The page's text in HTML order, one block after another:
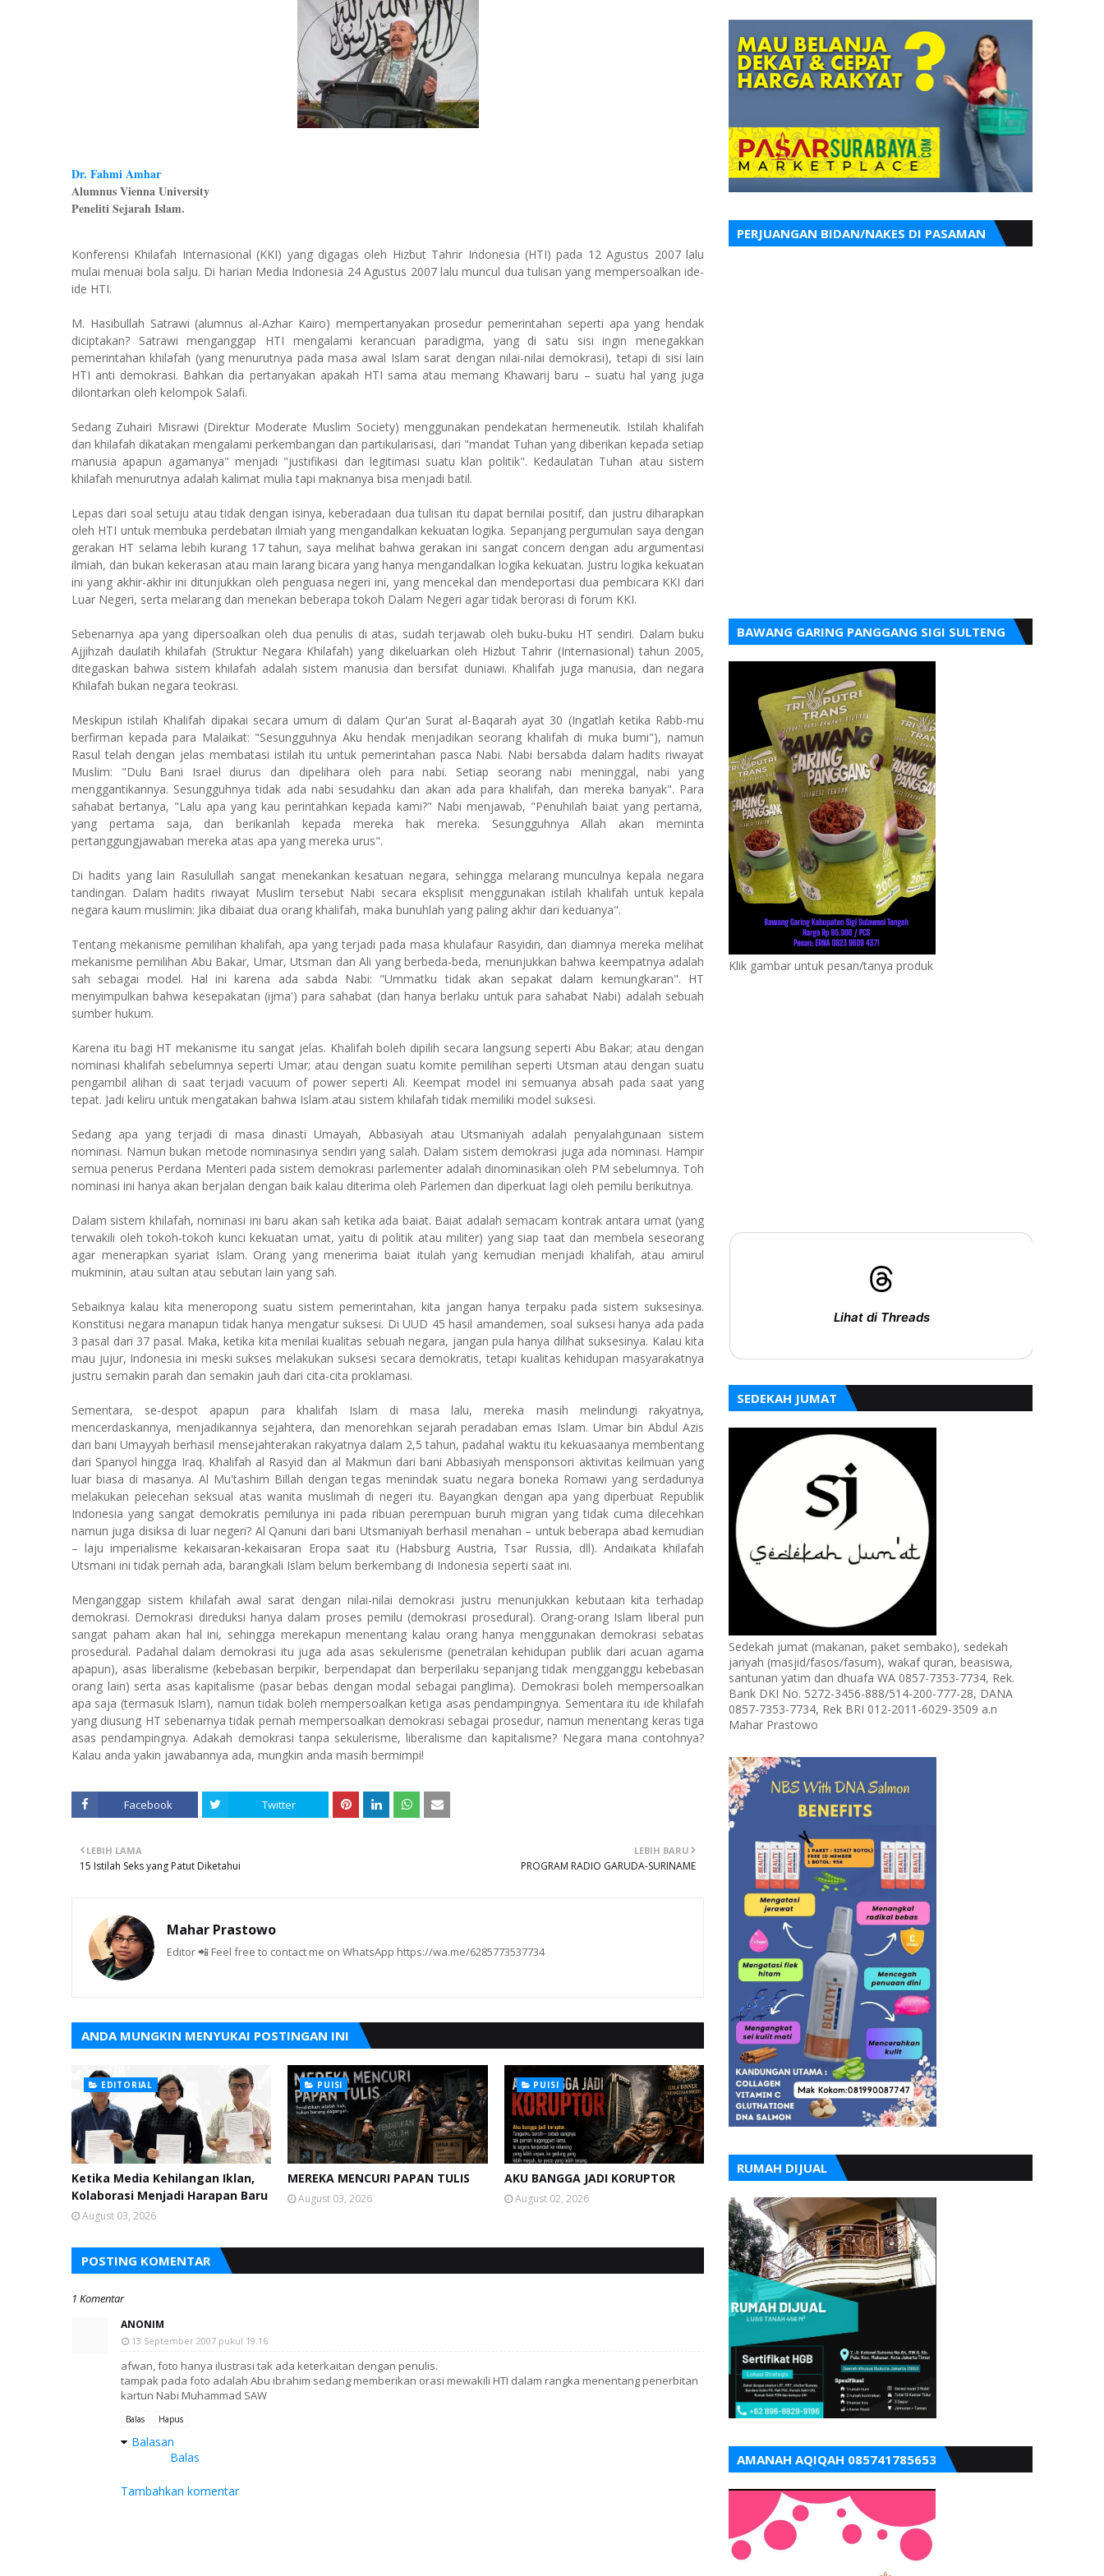
Dr. Fahmi Amhar
Alumnus Vienna University
Peneliti Sejarah Islam.
Konferensi Khilafah Internasional (KKI) yang digagas oleh Hizbut Tahrir Indonesia (HTI) pada 12 Agustus 2007 lalu
mulai menuai bola salju. Di harian Media Indonesia 24 Agustus 2007 lalu muncul dua tulisan yang mempersoalkan ide-
ide HTI.
M. Hasibullah Satrawi (alumnus al-Azhar Kairo) mempertanyakan prosedur pemerintahan seperti apa yang hendak
diciptakan? Satrawi menganggap HTI mengalami kerancuan paradigma, yang di satu sisi ingin menegakkan
pemerintahan khilafah (yang menurutnya pada masa awal Islam sarat dengan nilai-nilai demokrasi), tetapi di sisi lain
HTI anti demokrasi. Bahkan dia pertanyakan apakah HTI sama atau memang Khawarij baru – suatu hal yang juga
dilontarkan oleh kelompok Salafi.
Sedang Zuhairi Misrawi (Direktur Moderate Muslim Society) menggunakan pendekatan hermeneutik. Istilah khalifah
dan khilafah dikatakan mengalami perkembangan dan partikularisasi, dari "mandat Tuhan yang diberikan kepada setiap
manusia apapun agamanya" menjadi "justifikasi dan legitimasi suatu klan politik". Kedaulatan Tuhan atau sistem
khilafah menurutnya adalah kalimat mulia tapi maknanya bisa menjadi batil.
Lepas dari soal setuju atau tidak dengan isinya, keberadaan dua tulisan itu dapat bernilai positif, dan justru diharapkan
oleh HTI untuk membuka perdebatan ilmiah yang mengandalkan kekuatan logika. Sepanjang pergumulan saya dengan
gerakan HT selama lebih kurang 17 tahun, saya melihat bahwa gerakan ini sangat concern dengan adu argumentasi
ilmiah, dan bukan kekerasan atau main larang bicara yang hanya mengandalkan logika kekuatan. Justru logika kekuatan
ini yang akhir-akhir ini ditunjukkan oleh penguasa negeri ini, yang mencekal dan mendeportasi dua pembicara KKI dari
Luar Negeri, serta melarang dan menekan beberapa tokoh Dalam Negeri agar tidak berorasi di forum KKI.
Sebenarnya apa yang dipersoalkan oleh dua penulis di atas, sudah terjawab oleh buku-buku HT sendiri. Dalam buku
Ajjihzah daulatih khilafah (Struktur Negara Khilafah) yang dikeluarkan oleh Hizbut Tahrir (Internasional) tahun 2005,
ditegaskan bahwa sistem khilafah adalah sistem manusia dan bersifat duniawi. Khalifah juga manusia, dan negara
Khilafah bukan negara teokrasi.
Meskipun istilah Khalifah dipakai secara umum di dalam Qur'an Surat al-Baqarah ayat 30 (Ingatlah ketika Rabb-mu
berfirman kepada para Malaikat: "Sesungguhnya Aku hendak menjadikan seorang khalifah di muka bumi"), namun
Rasul telah dengan jelas membatasi istilah itu untuk pemerintahan pasca Nabi. Nabi bersabda dalam hadits riwayat
Muslim: "Dulu Bani Israel diurus dan dipelihara oleh para nabi. Setiap seorang nabi meninggal, nabi yang
menggantikannya. Sesungguhnya tidak ada nabi sesudahku dan akan ada para khalifah, dan mereka banyak". Para
sahabat bertanya, "Lalu apa yang kau perintahkan kepada kami?" Nabi menjawab, "Penuhilah baiat yang pertama,
yang pertama saja, dan berikanlah kepada mereka hak mereka. Sesungguhnya Allah akan meminta
pertanggungjawaban mereka atas apa yang mereka urus".
Di hadits yang lain Rasulullah sangat menekankan kesatuan negara, sehingga melarang munculnya kepala negara
tandingan. Dalam hadits riwayat Muslim tersebut Nabi secara eksplisit menggunakan istilah khalifah untuk kepala
negara kaum muslimin: Jika dibaiat dua orang khalifah, maka bunuhlah yang paling akhir dari keduanya".
Tentang mekanisme pemilihan khalifah, apa yang terjadi pada masa khulafaur Rasyidin, dan diamnya mereka melihat
mekanisme pemilihan Abu Bakar, Umar, Utsman dan Ali yang berbeda-beda, menunjukkan bahwa keempatnya adalah
sah sebagai model. Hal ini karena ada sabda Nabi: "Ummatku tidak akan sepakat dalam kemungkaran". HT
menyimpulkan bahwa kesepakatan (ijma') para sahabat (dan hanya berlaku untuk para sahabat Nabi) adalah sebuah
sumber hukum.
Karena itu bagi HT mekanisme itu sangat jelas. Khalifah boleh dipilih secara langsung seperti Abu Bakar; atau dengan
nominasi khalifah sebelumnya seperti Umar; atau dengan suatu komite pemilihan seperti Utsman atau dengan suatu
pengambil alihan di saat terjadi vacuum of power seperti Ali. Keempat model ini semuanya absah pada saat yang
tepat. Jadi keliru untuk mengatakan bahwa Islam atau sistem khilafah tidak memiliki model suksesi.
Sedang apa yang terjadi di masa dinasti Umayah, Abbasiyah atau Utsmaniyah adalah penyalahgunaan sistem
nominasi. Namun bukan metode nominasinya sendiri yang salah. Dalam sistem demokrasi juga ada nominasi. Hampir
semua penerus Perdana Menteri pada sistem demokrasi parlementer adalah dinominasikan oleh PM sebelumnya. Toh
nominasi ini hanya akan berjalan dengan baik kalau diterima oleh Parlemen dan diperkuat lagi oleh pemilu berikutnya.
Dalam sistem khilafah, nominasi ini baru akan sah ketika ada baiat. Baiat adalah semacam kontrak antara umat (yang
terwakili oleh tokoh-tokoh kunci kekuatan umat, yaitu di politik atau militer) yang siap taat dan membela seseorang
agar menerapkan syariat Islam. Orang yang menerima baiat itulah yang kemudian menjadi khalifah, atau amirul
mukminin, atau sultan atau sebutan lain yang sah.
Sebaiknya kalau kita meneropong suatu sistem pemerintahan, kita jangan hanya terpaku pada sistem suksesinya.
Konstitusi negara manapun tidak hanya mengatur suksesi. Di UUD 45 hasil amandemen, soal suksesi hanya ada pada
3 pasal dari 37 pasal. Maka, ketika kita menilai kualitas sebuah negara, jangan pula hanya dilihat suksesinya. Kalau kita
mau jujur, Indonesia ini meski sukses melakukan suksesi secara demokratis, tetapi kualitas kehidupan masyarakatnya
justru semakin parah dan semakin jauh dari cita-cita proklamasi.
Sementara, se-despot apapun para khalifah Islam di masa lalu, mereka masih melindungi rakyatnya,
mencerdaskannya, menjadikannya sejahtera, dan menorehkan sejarah peradaban emas Islam. Umar bin Abdul Azis
dari bani Umayyah berhasil mensejahterakan rakyatnya dalam 2,5 tahun, padahal waktu itu kekuasaanya membentang
dari Spanyol hingga Iraq. Khalifah al Rasyid dan al Makmun dari bani Abbasiyah mensponsori aktivitas keilmuan yang
luar biasa di masanya. Al Mu'tashim Billah dengan tegas menindak suatu negara boneka Romawi yang serdadunya
melakukan pelecehan seksual atas wanita muslimah di negeri itu. Bayangkan dengan apa yang diperbuat Republik
Indonesia yang sangat demokratis pemilunya ini pada ribuan perempuan buruh migran yang tidak cuma dilecehkan
namun juga disiksa di luar negeri? Al Qanuni dari bani Utsmaniyah berhasil menahan – untuk beberapa abad kemudian
– laju imperialisme kekaisaran-kekaisaran Eropa saat itu (HabsburgAustria, Tsar Russia, dll). Andaikata khilafah
Utsmani ini tidak pernah ada, barangkali Islam belum berkembang di Indonesia seperti saat ini.
Menganggap sistem khilafah awal sarat dengan nilai-nilai demokrasi justru menunjukkan kebutaan kita terhadap
demokrasi. Demokrasi direduksi hanya dalam proses pemilu (demokrasi prosedural). Orang-orang Islam liberal pun
sangat paham akan hal ini, sehingga merekapun menentang kalau orang hanya menggunakan demokrasi sebatas
prosedural. Padahal dalam demokrasi itu juga ada asas sekulerisme (penetralan kehidupan publik dari acuan agama
apapun), asas liberalisme (kebebasan berpikir, berpendapat dan berperilaku sepanjang tidak mengganggu kebebasan
orang lain) serta asas kapitalisme (pasar bebas dengan modal sebagai panglima). Demokrasi boleh mempersoalkan
apa saja (termasuk Islam), namun tidak boleh mempersoalkan ketiga asas pendampingnya. Sementara itu ide khilafah
yang diusung HT sebenarnya tidak pernah mempersoalkan demokrasi sebagai prosedur, namun menentang keras tiga
asas pendampingnya. Adakah demokrasi tanpa sekulerisme, liberalisme dan kapitalisme? Negara mana contohnya?
Kalau anda yakin jawabannya ada, mungkin anda masih bermimpi!
Facebook Twitter
LEBIH BARU
PROGRAM RADIO GARUDA-SURINAME
LEBIH LAMA
15 Istilah Seks yang Patut Diketahui
Mahar Prastowo
Editor 📲 Feel free to contact me on WhatsApp https://wa.me/6285773537734
ANDA MUNGKIN MENYUKAI POSTINGAN INI
EDITORIAL
Ketika Media Kehilangan Iklan,
Kolaborasi Menjadi Harapan Baru
August 03, 2026
PUISI
MEREKA MENCURI PAPAN TULIS
August 03, 2026
PUISI
AKU BANGGA JADI KORUPTOR
August 02, 2026
POSTING KOMENTAR
1 Komentar
ANONIM
13 September 2007 pukul 19.16
afwan, foto hanya ilustrasi tak ada keterkaitan dengan penulis.
tampak pada foto adalah Abu ibrahim sedang memberikan orasi mewakili HTI dalam rangka menentang penerbitan
kartun Nabi Muhammad SAW
Balas Hapus
Balasan
Balas
Tambahkan komentar
PERJUANGAN BIDAN/NAKES DI PASAMAN
BAWANG GARING PANGGANG SIGI SULTENG
Klik gambar untuk pesan/tanya produk
Lihat di Threads
SEDEKAH JUMAT
Sedekah jumat (makanan, paket sembako), sedekah
jariyah (masjid/fasos/fasum), wakaf quran, beasiswa,
santunan yatim dan dhuafa WA 0857-7353-7734, Rek.
Bank DKI No. 5272-3456-888/514-200-777-28, DANA
0857-7353-7734, Rek BRI 012-2011-6029-3509 a.n
Mahar Prastowo
RUMAH DIJUAL
AMANAH AQIQAH 085741785653